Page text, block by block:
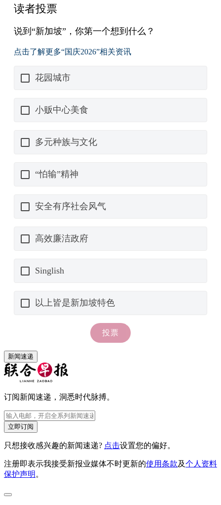
新闻速递
订阅新闻速递，洞悉时代脉搏。
立即订阅
只想接收感兴趣的新闻速递? 点击设置您的偏好。
注册即表示我接受新报业媒体不时更新的使用条款及个人资料
保护声明 。